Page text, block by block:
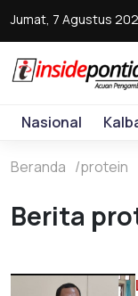
Jumat, 7 Agustus
Nasional
Beranda protein
Berita